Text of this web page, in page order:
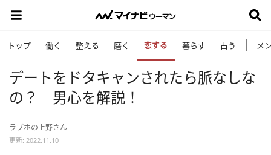
トップ 働く 整える 磨く 恋する 暮らす 占う メ
デートをドタキャンされたら脈なしな
の？ 男心を解説！
ラブホの上野さん
更新: 2022.11.10